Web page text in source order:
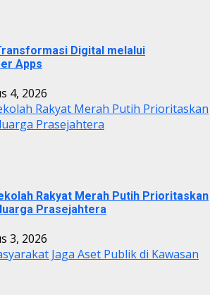
Digital melalui
Apps
4, 2026
Rakyat Merah Putih Prioritaskan
Prasejahtera
Rakyat Merah Putih Prioritaskan
Prasejahtera
3, 2026
Jaga Aset Publik di Kawasan